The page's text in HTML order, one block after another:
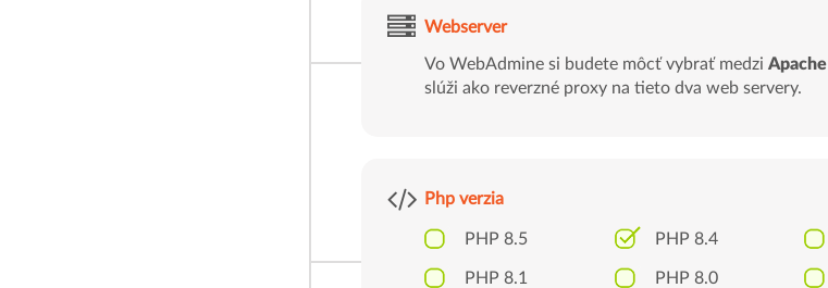
Webserver
Vo WebAdmine si budete môcť vybrať medzi Apache
slúži ako reverzné proxy na tieto dva web servery.
Php verzia
PHP 8.5 PHP 8.4
PHP 8.1 PHP 8.0